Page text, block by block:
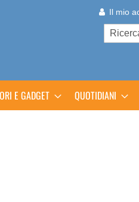
Il mio
Cerca
E GADGET QUOTIDIANI